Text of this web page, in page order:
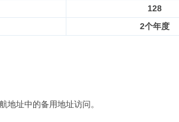
128
2个年度
地址中的备用地址访问。